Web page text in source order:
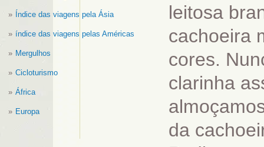
Índice das viagens pela Ásia
índice das viagens pelas Américas
Mergulhos
Cicloturismo
África
Europa
leitosa
cachoeira
cores.
clarinha
da